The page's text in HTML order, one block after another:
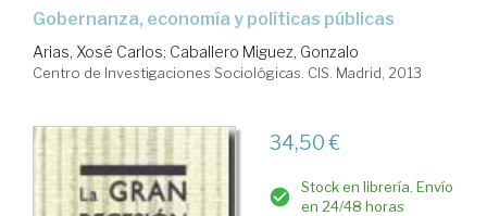
gobernanza, economía y políticas públicas
Arias, Xosé Carlos; Caballero Miguez, Gonzalo
Centro de Investigaciones Sociológicas. CIS. Madrid, 2013
34,50 €
Stock en librería. Envío
en 24/48 horas